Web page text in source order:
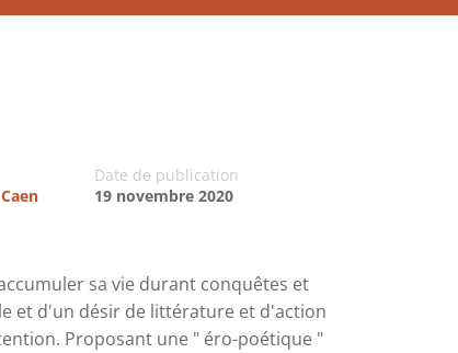
Date de publication
19 novembre 2020
sa vie durant conquêtes et
et d'un désir de littérature et d'action
Proposant une " éro-poétique "